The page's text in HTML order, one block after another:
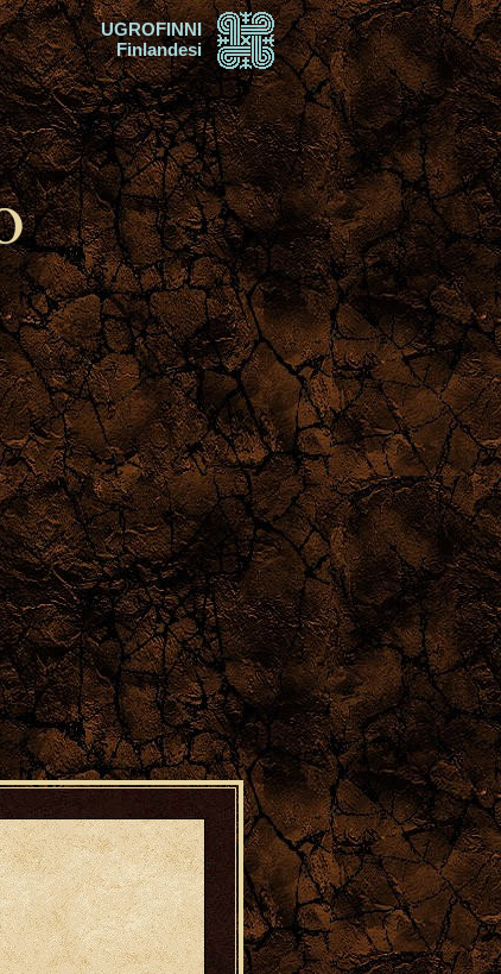
UGROFINNI
Finlandesi